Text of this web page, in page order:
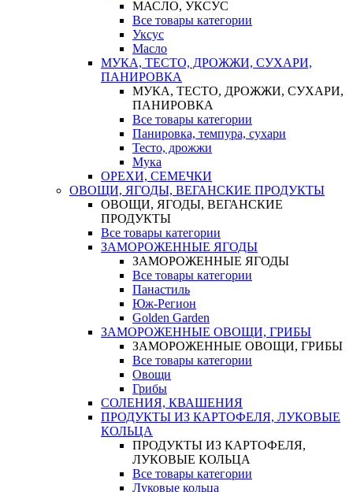
МАСЛО, УКСУС
Все товары категории
Уксус
Масло
МУКА, ТЕСТО, ДРОЖЖИ, СУХАРИ,
ПАНИРОВКА
МУКА, ТЕСТО, ДРОЖЖИ, СУХАРИ,
ПАНИРОВКА
Все товары категории
Панировка, темпура, сухари
Тесто, дрожжи
Мука
ОРЕХИ, СЕМЕЧКИ
ОВОЩИ, ЯГОДЫ, ВЕГАНСКИЕ ПРОДУКТЫ
ОВОЩИ, ЯГОДЫ, ВЕГАНСКИЕ
ПРОДУКТЫ
Все товары категории
ЗАМОРОЖЕННЫЕ ЯГОДЫ
ЗАМОРОЖЕННЫЕ ЯГОДЫ
Все товары категории
Панастиль
Юж-Регион
Golden Garden
ЗАМОРОЖЕННЫЕ ОВОЩИ, ГРИБЫ
ЗАМОРОЖЕННЫЕ ОВОЩИ, ГРИБЫ
Все товары категории
Овощи
Грибы
СОЛЕНИЯ, КВАШЕНИЯ
ПРОДУКТЫ ИЗ КАРТОФЕЛЯ, ЛУКОВЫЕ
КОЛЬЦА
ПРОДУКТЫ ИЗ КАРТОФЕЛЯ,
ЛУКОВЫЕ КОЛЬЦА
Все товары категории
Луковые кольца